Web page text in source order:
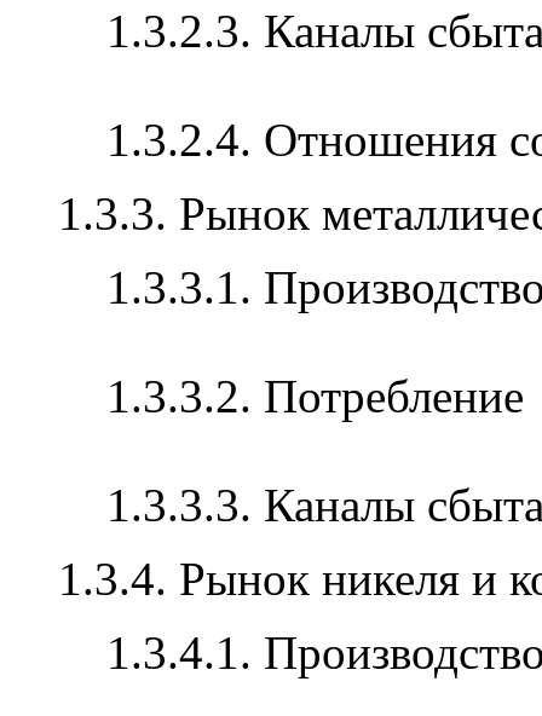
1.3.2.3. Каналы
1.3.2.4. Отношения
1.3.3. Рынок
1.3.3.1.
1.3.3.2. Потребление
1.3.3.3. Каналы
1.3.4. Рынок никеля и
1.3.4.1.